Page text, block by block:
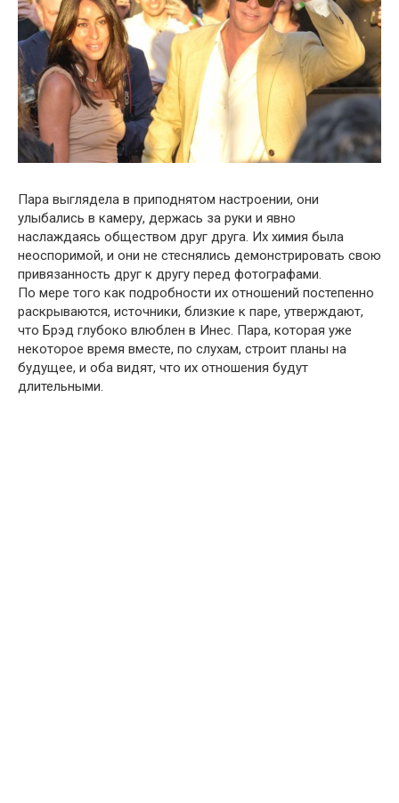
Пара выглядела в приподнятом настроении, они
улыбались в камеру, держась за руки и явно
наслаждаясь обществом друг друга. Их химия была
неоспоримой, и они не стеснялись демонстрировать свою
привязанность друг к другу перед фотографами.
По мере того как подробности их отношений постепенно
раскрываются, источники, близкие к паре, утверждают,
что Брэд глубоко влюблен в Инес. Пара, которая уже
некоторое время вместе, по слухам, строит планы на
будущее, и оба видят, что их отношения будут
длительными.